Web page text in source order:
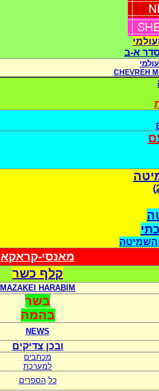
סדר א-ב
CHEVREH
השמיטה
מאנסי-קראקא
קלף כשר
MAZAKEI HARABIM
בשר
בהמה
NEWS
ובכן צדיקים
מכתבים
למערכת
כל הספרים